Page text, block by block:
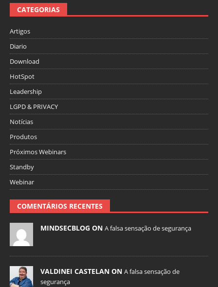
CATEGORIAS
Artigos
Diario
Download
HotSpot
Leadership
LGPD & PRIVACY
Notícias
Produtos
Próximos Webinars
Standby
Webinar
COMENTÁRIOS RECENTES
MINDSECBLOG ON A falsa sensação de segurança
VALDINEI CASTELAN ON A falsa sensação de
segurança